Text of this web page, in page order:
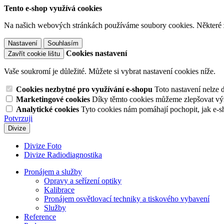
Tento e-shop využívá cookies
Na našich webových stránkách používáme soubory cookies.
Nastavení
Souhlasím
Zavřít cookie lištu
Cookies nastavení
Vaše soukromí je důležité. Můžete si vybrat nastavení cookies níže.
Cookies nezbytné pro využívání e-shopu Toto nastavení nelze
Marketingové cookies Díky těmto cookies můžeme zlepšovat
Analytické cookies Tyto cookies nám pomáhají pochopit, jak e-
Potvrzuji
Divize
Divize Foto
Divize Radiodiagnostika
Pronájem a služby
Opravy a seřízení optiky
Kalibrace
Pronájem osvětlovací techniky a tiskového vybavení
Služby
Reference